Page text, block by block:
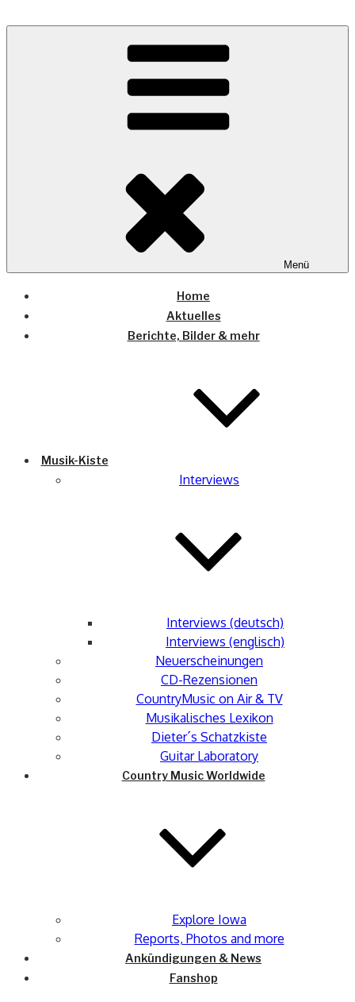
COUNTRYHOME
Wo die (Country-) Musik Zuhause ist
Menü
Home
Aktuelles
Berichte, Bilder & mehr
Musik-Kiste
Interviews
Interviews (deutsch)
Interviews (englisch)
Neuerscheinungen
CD-Rezensionen
CountryMusic on Air & TV
Musikalisches Lexikon
Dieter´s Schatzkiste
Guitar Laboratory
Country Music Worldwide
Explore Iowa
Reports, Photos and more
Ankündigungen & News
Fanshop